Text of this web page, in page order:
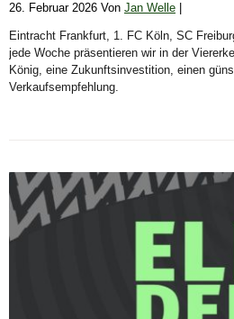
26. Februar 2026 Von Jan Welle
Eintracht Frankfurt, 1. FC Köln, SC
jede Woche präsentieren wir in der
König, eine Zukunftsinvestition, einen
Verkaufsempfehlung.